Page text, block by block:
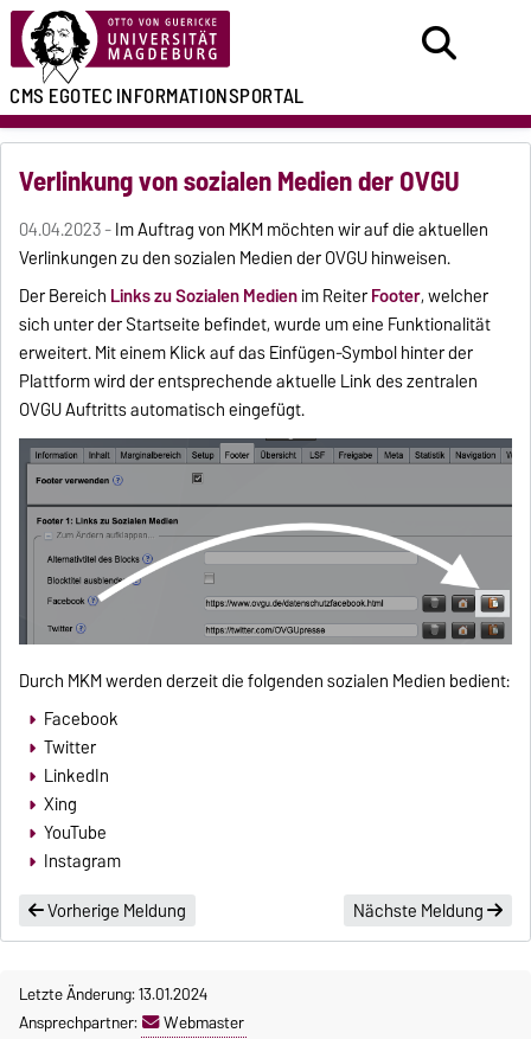
CMS EGOTECINFORMATIONSPORTAL
Verlinkung von sozialen Medien der OVGU
04.04.2023 -Im Auftrag von MKM möchten wir auf die aktuellen
Verlinkungen zu den sozialen Medien der OVGU hinweisen.
Der Bereich Links zu Sozialen Medienim ReiterFooter, welcher
sich unter der Startseite befindet, wurde um eine Funktionalität
erweitert. Mit einem Klick auf das Einfügen-Symbol hinter der
Plattform wird der entsprechende aktuelle Link des zentralen
OVGU Auftritts automatisch eingefügt.
Durch MKM werden derzeit die folgenden sozialen Medien bedient:
Facebook
Twitter
LinkedIn
Xing
YouTube
Instagram
Vorherige Meldung
Nächste Meldung
Letzte Änderung: 13.01.2024
Ansprechpartner:
Webmaster